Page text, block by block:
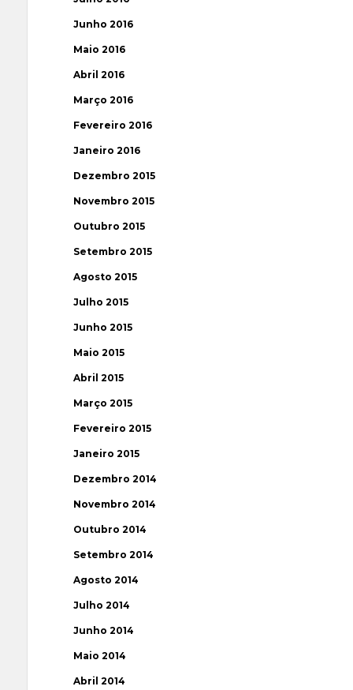
Junho 2016
Maio 2016
Abril 2016
Março 2016
Fevereiro 2016
Janeiro 2016
Dezembro 2015
Novembro 2015
Outubro 2015
Setembro 2015
Agosto 2015
Julho 2015
Junho 2015
Maio 2015
Abril 2015
Março 2015
Fevereiro 2015
Janeiro 2015
Dezembro 2014
Novembro 2014
Outubro 2014
Setembro 2014
Agosto 2014
Julho 2014
Junho 2014
Maio 2014
Abril 2014